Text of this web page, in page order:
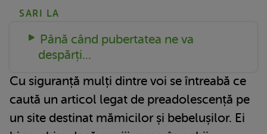
SARI LA
Până când pubertatea ne va
despărți...
Cu siguranță mulți dintre voi se întreabă ce
caută un articol legat de preadolescență pe
un site destinat mămicilor și bebelușilor. Ei